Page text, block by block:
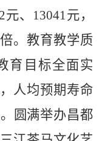
元、 13041元，
倍。教育教学质
育目标全面实
人均预期寿命
圆满举办昌都